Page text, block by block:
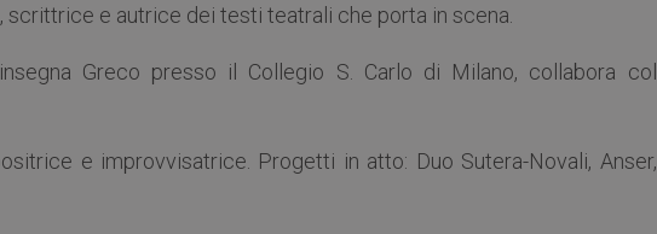
scrittrice e autrice dei testi teatrali che porta in scena.
Greco presso il Collegio S. Carlo di Milano, collabora col
e improvvisatrice. Progetti in atto: Duo Sutera-Novali, Anser,